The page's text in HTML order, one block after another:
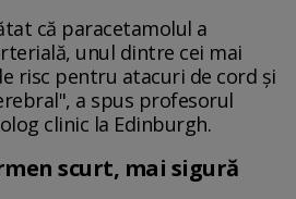
că paracetamolul a
unul dintre cei mai
risc pentru atacuri de cord și
a spus profesorul
clinic la Edinburgh.
scurt, mai sigură